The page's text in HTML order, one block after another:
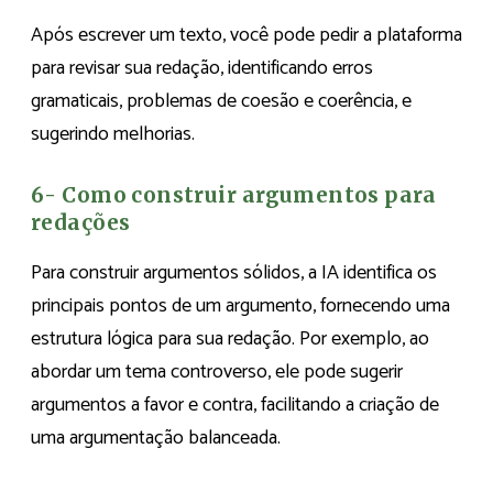
Após escrever um texto, você pode pedir a plataforma
para revisar sua redação, identificando erros
gramaticais, problemas de coesão e coerência, e
sugerindo melhorias.
6- Como construir argumentos para
redações
Para construir argumentos sólidos, a IA identifica os
principais pontos de um argumento, fornecendo uma
estrutura lógica para sua redação. Por exemplo, ao
abordar um tema controverso, ele pode sugerir
argumentos a favor e contra, facilitando a criação de
uma argumentação balanceada.